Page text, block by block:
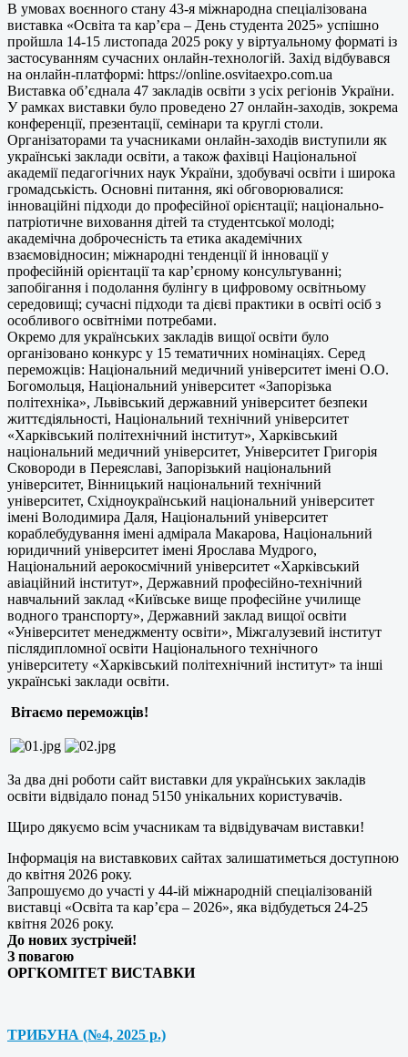
В умовах воєнного стану 43-я міжнародна спеціалізована
виставка «Освіта та кар’єра – День студента 2025» успішно
пройшла 14-15 листопада 2025 року у віртуальному форматі із
застосуванням сучасних онлайн-технологій. Захід відбувався
на онлайн-платформі: https://online.osvitaexpo.com.ua
Виставка об’єднала 47 закладів освіти з усіх регіонів України.
У рамках виставки було проведено 27 онлайн-заходів, зокрема
конференції, презентації, семінари та круглі столи.
Організаторами та учасниками онлайн-заходів виступили як
українські заклади освіти, а також фахівці Національної
академії педагогічних наук України, здобувачі освіти і широка
громадськість. Основні питання, які обговорювалися:
інноваційні підходи до професійної орієнтації; національно-
патріотичне виховання дітей та студентської молоді;
академічна доброчесність та етика академічних
взаємовідносин; міжнародні тенденції й інновації у
професійній орієнтації та кар’єрному консультуванні;
запобігання і подолання булінгу в цифровому освітньому
середовищі; сучасні підходи та дієві практики в освіті осіб з
особливого освітніми потребами.
Окремо для українських закладів вищої освіти було
організовано конкурс у 15 тематичних номінаціях. Серед
переможців: Національний медичний університет імені О.О.
Богомольця, Національний університет «Запорізька
політехніка», Львівський державний університет безпеки
життєдіяльності, Національний технічний університет
«Харківський політехнічний інститут», Харківський
національний медичний університет, Університет Григорія
Сковороди в Переяславі, Запорізький національний
університет, Вінницький національний технічний
університет, Східноукраїнський національний університет
імені Володимира Даля, Національний університет
кораблебудування імені адмірала Макарова, Національний
юридичний університет імені Ярослава Мудрого,
Національний аерокосмічний університет «Харківський
авіаційний інститут», Державний професійно-технічний
навчальний заклад «Київське вище професійне училище
водного транспорту», Державний заклад вищої освіти
«Університет менеджменту освіти», Міжгалузевий інститут
післядипломної освіти Національного технічного
університету «Харківський політехнічний інститут» та інші
українські заклади освіти.
Вітаємо переможців!
За два дні роботи сайт виставки для українських закладів
освіти відвідало понад 5150 унікальних користувачів.
Щиро дякуємо всім учасникам та відвідувачам виставки!
Інформація на виставкових сайтах залишатиметься доступною
до квітня 2026 року.
Запрошуємо до участі у 44-ій міжнародній спеціалізованій
виставці «Освіта та кар’єра – 2026», яка відбудеться 24-25
квітня 2026 року.
До нових зустрічей!
З повагою
ОРГКОМІТЕТ ВИСТАВКИ
ТРИБУНА (№4, 2025 р.)